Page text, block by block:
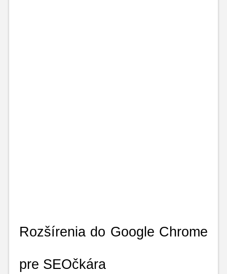
Rozšírenia do Google Chrome
pre SEOčkára